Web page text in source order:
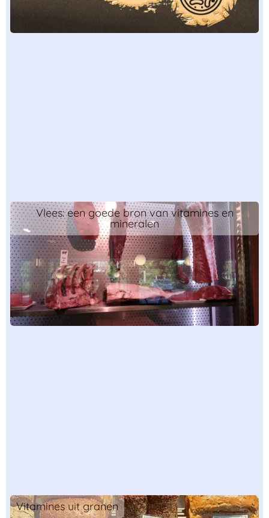
Vlees: een goede bron van vitamines en
mineralen
Vitamines uit granen